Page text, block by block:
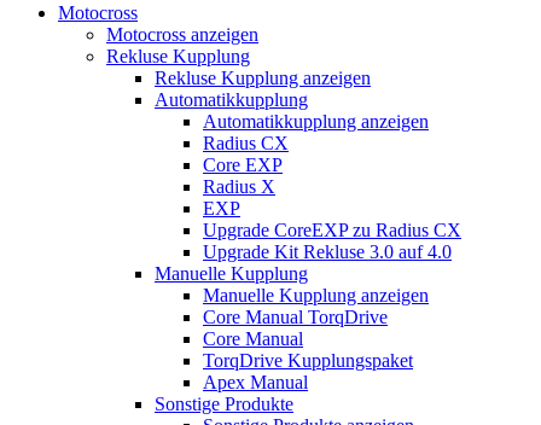
Motocross
Motocross anzeigen
Rekluse Kupplung
Rekluse Kupplung anzeigen
Automatikkupplung
Automatikkupplung anzeigen
Radius CX
Core EXP
Radius X
EXP
Upgrade CoreEXP zu Radius CX
Upgrade Kit Rekluse 3.0 auf 4.0
Manuelle Kupplung
Manuelle Kupplung anzeigen
Core Manual TorqDrive
Core Manual
TorqDrive Kupplungspaket
Apex Manual
Sonstige Produkte